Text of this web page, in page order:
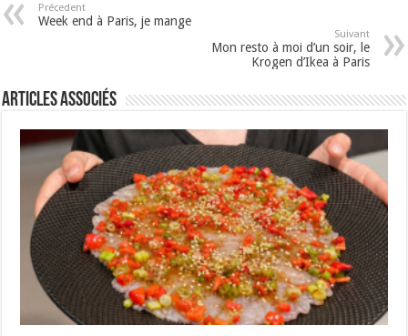
Précedent
Week end à Paris, je mange
Suivant
Mon resto à moi d’un soir, le
Krogen d’Ikea à Paris
Articles associés